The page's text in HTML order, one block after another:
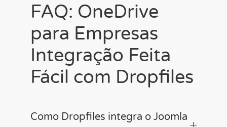
FAQ: OneDrive
para Empresas
Integração Feita
Fácil com Dropfiles
Como Dropfiles integra o Joomla